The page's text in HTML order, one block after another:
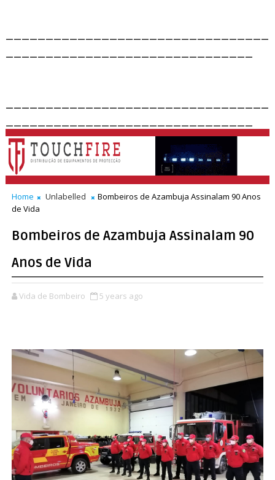
Home Unlabelled
Bombeiros de Azambuja Assinalam 90 Anos
de Vida
Bombeiros de Azambuja Assinalam 90
Anos de Vida
Vida de Bombeiro 5 years ago